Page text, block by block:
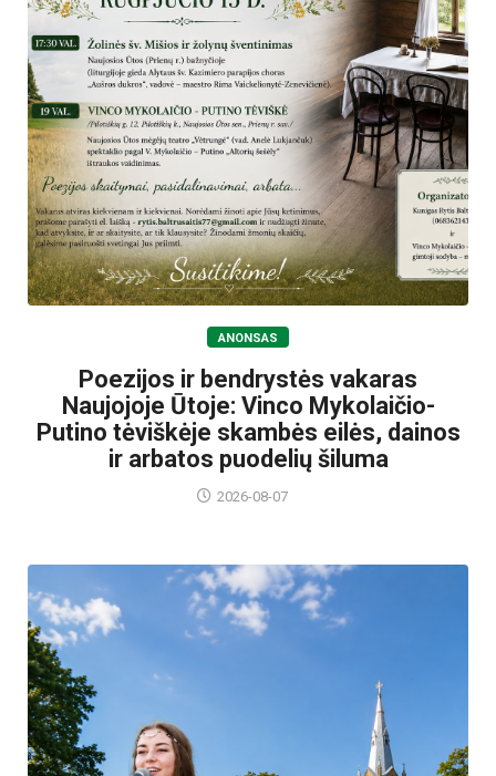
ANONSAS
Poezijos ir bendrystės vakaras
Naujojoje Ūtoje: Vinco Mykolaičio-
Putino tėviškėje skambės eilės, dainos
ir arbatos puodelių šiluma
2026-08-07